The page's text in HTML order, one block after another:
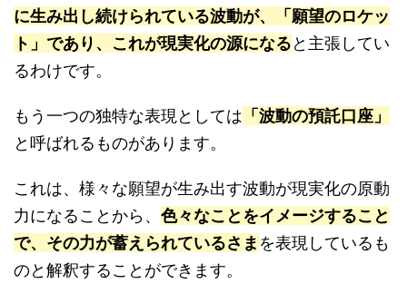
に生み出し続けられている波動が、「願望のロケッ
ト」であり、これが現実化の源になると主張してい
るわけです。
もう一つの独特な表現としては 「波動の預託口座」
と呼ばれるものがあります。
これは、様々な願望が生み出す波動が現実化の原動
力になることから、 色々なことをイメージすること
で、その力が蓄えられているさま を表現しているも
のと解釈することができます。